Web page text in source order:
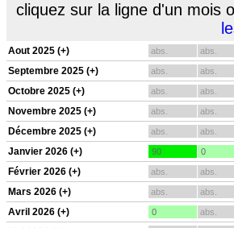
cliquez sur la ligne d'un mois
Aout 2025 (+) abs. abs.
Septembre 2025 (+) abs. abs.
Octobre 2025 (+) abs. abs.
Novembre 2025 (+) abs. abs.
Décembre 2025 (+) abs. abs.
Janvier 2026 (+) 90 0
Février 2026 (+) abs. abs.
Mars 2026 (+) abs. abs.
Avril 2026 (+) 0 abs.